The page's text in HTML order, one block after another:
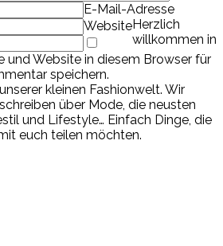
E-Mail-Adresse
Website
und Website in diesem Browser für
speichern.
Herzlich
willkommen in
unserer kleinen Fashionwelt. Wir
schreiben über Mode, die neusten
und Lifestyle… Einfach Dinge, die
euch teilen möchten.